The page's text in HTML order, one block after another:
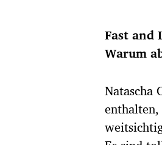
m
Fast and
Warum
Natascha